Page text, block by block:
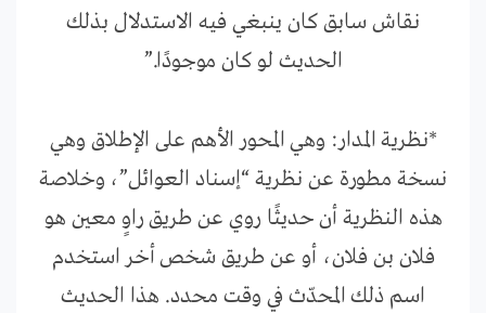
نقاش سابق كان ينبغي فيه الاستدلال بذلك
الحديث لو كان موجودًا.”
*نظرية المدار: وهي المحور الأهم على الإطلاق وهي
نسخة مطورة عن نظرية “إسناد العوائل”، وخلاصة
هذه النظرية أن حديثًا روي عن طريق راوٍ معين هو
فلان بن فلان، أو عن طريق شخص أخر استخدم
اسم ذلك المحدّث في وقت محدد. هذا الحديث